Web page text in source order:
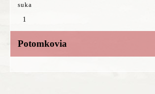
suka
1
Potomkovia